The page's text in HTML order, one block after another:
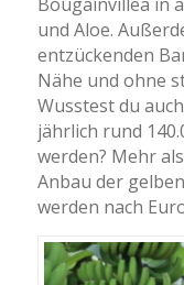
Bougainvillea in
und Aloe.
entzückenden
Nähe und ohne
Wusstest du
jährlich rund
werden? Mehr
Anbau der
werden nach